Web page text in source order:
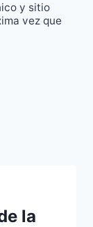
y sitio
vez que
la